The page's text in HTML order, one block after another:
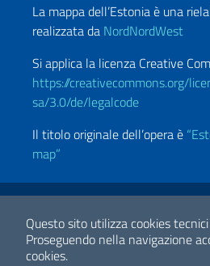
Questo sito utilizza cookies
Proseguendo nella navigazione
cookies.
La mappa dell’Estonia è una
realizzata da NordNordWest
Si applica la licenza Creative
https://creativecommons.org/
sa/3.0/de/legalcode
Il titolo originale dell’opera è “
map”
Link Utili